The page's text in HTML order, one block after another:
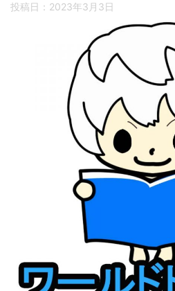
投稿日： 2023年3月3日